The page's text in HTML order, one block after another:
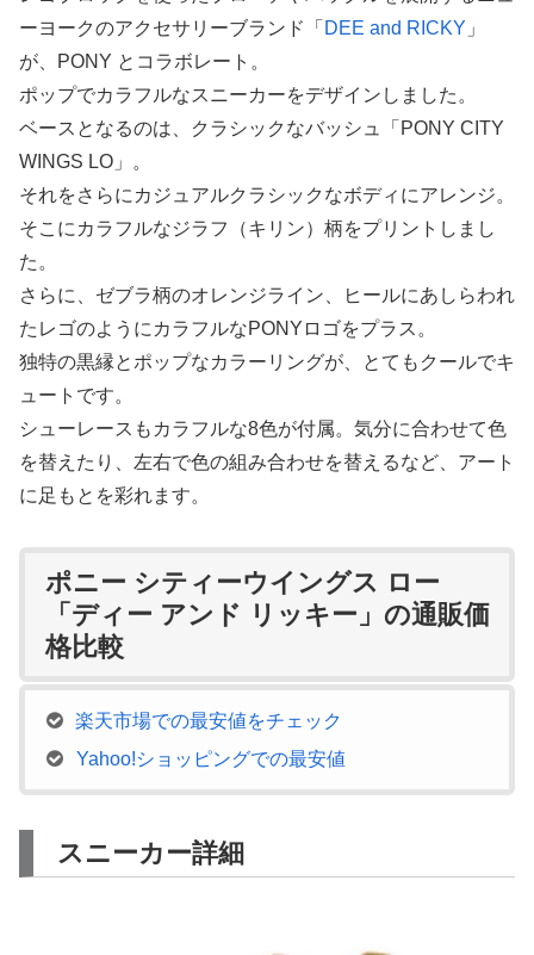
ーヨークのアクセサリーブランド「 DEE and RICKY 」
が、PONY とコラボレート。
ポップでカラフルなスニーカーをデザインしました。
ベースとなるのは、クラシックなバッシュ「PONY CITY
WINGS LO」。
それをさらにカジュアルクラシックなボディにアレンジ。
そこにカラフルなジラフ（キリン）柄をプリントしまし
た。
さらに、ゼブラ柄のオレンジライン、ヒールにあしらわれ
たレゴのようにカラフルなPONYロゴをプラス。
独特の黒縁とポップなカラーリングが、とてもクールでキ
ュートです。
シューレースもカラフルな8色が付属。気分に合わせて色
を替えたり、左右で色の組み合わせを替えるなど、アート
に足もとを彩れます。
ポニー シティーウイングス ロー
「ディー アンド リッキー」の通販価
格比較
楽天市場での最安値をチェック
Yahoo!ショッピングでの最安値
スニーカー詳細